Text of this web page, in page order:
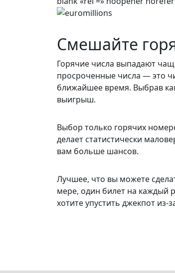
Смешайте
Горячие числа выпадают
просроченные числа — это
ближайшее время. Выбрав
выигрыш.
Выбор только горячих
делает статистически
вам больше шансов.
Лучшее, что вы можете
мере, один билет на каждый
хотите упустить джекпот из-